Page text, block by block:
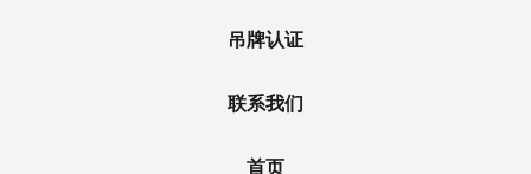
吊牌认证
联系我们
首页